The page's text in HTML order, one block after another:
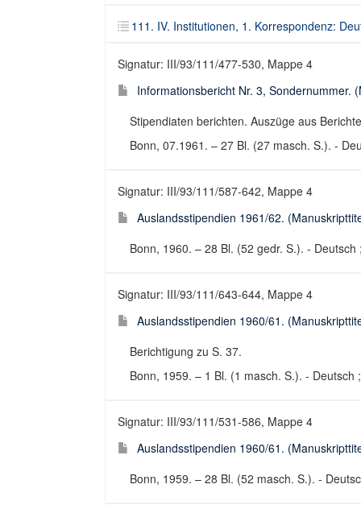
111. IV. Institutionen, 1. Korrespondenz:
Signatur: III/93/111/477-530, Mappe 4
Informationsbericht Nr. 3, Sondernummer.
Stipendiaten berichten. Auszüge aus
Bonn, 07.1961. – 27 Bl. (27 masch. S.). -
Signatur: III/93/111/587-642, Mappe 4
Auslandsstipendien 1961/62.
Bonn, 1960. – 28 Bl. (52 gedr. S.). -
Signatur: III/93/111/643-644, Mappe 4
Auslandsstipendien 1960/61.
Berichtigung zu S. 37.
Bonn, 1959. – 1 Bl. (1 masch. S.). - Deutsch
Signatur: III/93/111/531-586, Mappe 4
Auslandsstipendien 1960/61.
Bonn, 1959. – 28 Bl. (52 masch. S.). -